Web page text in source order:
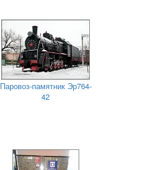
Паровоз-памятник Эр764-
42